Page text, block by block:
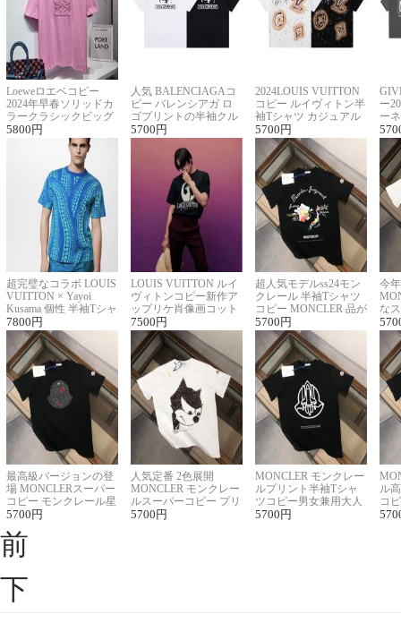
Loeweロエベコピー
2024年早春ソリッドカ
ラークラシックビッグ
ロゴ刺繍Tシャツ
5800 円
人気 BALENCIAGAコ
ピー バレンシアガ ロ
ゴプリントの半袖クル
ーネックTシャツ
5700 円
2024LOUIS VUITTON
コピー ルイヴィトン半
袖Tシャツ カジュアル
に馴染む 2色展開
5700 円
ー
ー
ー
超完璧なコラボ LOUIS
VUITTON × Yayoi
Kusama 個性 半袖Tシャ
ツコピー男女兼用
7800 円
LOUIS VUITTON ルイ
ヴィトンコピー新作ア
ップリケ肖像画コット
ンニット半袖Tシャツ
7500 円
超人気モデルss24モン
クレール 半袖Tシャツ
コピー MONCLER 品が
良く見た目
5700 円
今
な
ル
最高級バージョンの登
場 MONCLERスーパー
コピー モンクレール星
座半袖Tシャツ
5700 円
人気定番 2色展開
MONCLER モンクレー
ルスーパーコピー プリ
ント半袖Tシャツ
5700 円
MONCLER モンクレー
ルプリント半袖Tシャ
ツコピー男女兼用大人
可愛い春夏コーデ
5700 円
ル
コ
ィ
前
下